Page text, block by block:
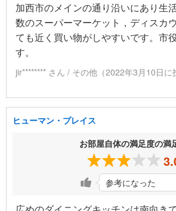
加西市のメインの通り沿いにあり生
数のスーパーマーケット，ディスカ
ても近く買い物がしやすいです。市
す。
jir******** さん / その他（2022年3月10日に
ヒューマン・プレイス
お部屋自体の満足度の満
参考になった